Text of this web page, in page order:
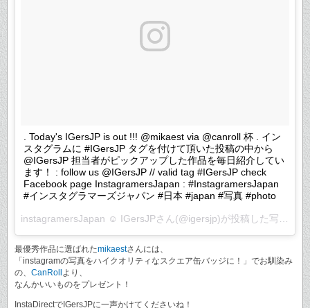
. Today's IGersJP is out !!! @mikaest via @canroll 杯 . イン
スタグラムに #IGersJP タグを付けて頂いた投稿の中から
@IGersJP 担当者がピックアップした作品を毎日紹介してい
ます！ : follow us @IGersJP // valid tag #IGersJP check
Facebook page InstagramersJapan : #InstagramersJapan
#インスタグラマーズジャパン #日本 #japan #写真 #photo
最優秀作品に選ばれたmikaestさんには、
「instagramの写真をハイクオリティなスクエア缶バッジに！」でお馴染み
の、 CanRoll より、
なんかいいものをプレゼント！
InstaDirectでIGersJPに一声かけてくださいね！